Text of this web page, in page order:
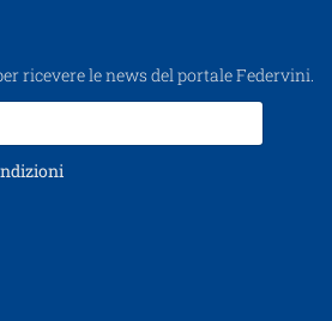
ricevere le news del portale Federvini.